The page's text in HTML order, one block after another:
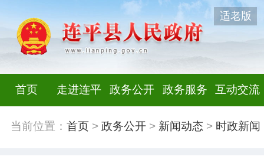
适老版
首页 走进连平 政务公开 政务服务 互动交流
当前位置： 首页> 政务公开> 新闻动态 > 时政新闻